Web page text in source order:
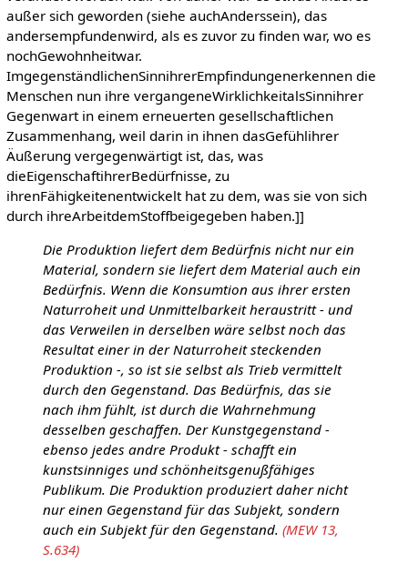
außer sich geworden (siehe auchAnderssein), das
andersempfundenwird, als es zuvor zu finden war, wo es
nochGewohnheitwar.
ImgegenständlichenSinnihrerEmpfindungenerkennen die
Menschen nun ihre vergangeneWirklichkeitalsSinnihrer
Gegenwart in einem erneuerten gesellschaftlichen
Zusammenhang, weil darin in ihnen dasGefühlihrer
Äußerung vergegenwärtigt ist, das, was
dieEigenschaftihrerBedürfnisse, zu
ihrenFähigkeitenentwickelt hat zu dem, was sie von sich
durch ihreArbeitdemStoffbeigegeben haben.]]
Die Produktion liefert dem Bedürfnis nicht nur ein
Material, sondern sie liefert dem Material auch ein
Bedürfnis. Wenn die Konsumtion aus ihrer ersten
Naturroheit und Unmittelbarkeit heraustritt - und
das Verweilen in derselben wäre selbst noch das
Resultat einer in der Naturroheit steckenden
Produktion -, so ist sie selbst als Trieb vermittelt
durch den Gegenstand. Das Bedürfnis, das sie
nach ihm fühlt, ist durch die Wahrnehmung
desselben geschaffen. Der Kunstgegenstand -
ebenso jedes andre Produkt - schafft ein
kunstsinniges und schönheitsgenußfähiges
Publikum. Die Produktion produziert daher nicht
nur einen Gegenstand für das Subjekt, sondern
auch ein Subjekt für den Gegenstand. (MEW 13,
S.634)